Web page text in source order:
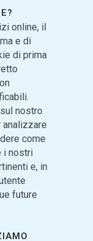
online, il
e di
di prima
nostro
come
i nostri
e, in
future